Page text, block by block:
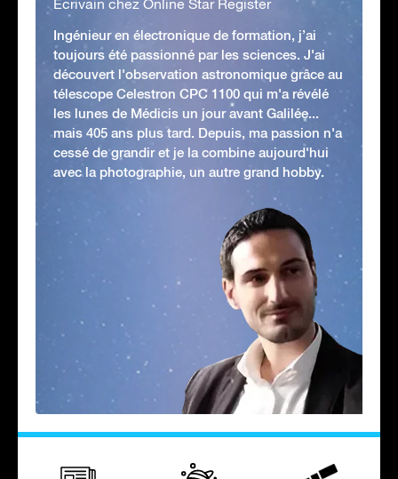
Écrivain chez Online Star Register
Ingénieur en électronique de formation, j’ai
toujours été passionné par les sciences. J'ai
découvert l'observation astronomique grâce au
télescope Celestron CPC 1100 qui m'a révélé
les lunes de Médicis un jour avant Galilée...
mais 405 ans plus tard. Depuis, ma passion n'a
cessé de grandir et je la combine aujourd'hui
avec la photographie, un autre grand hobby.